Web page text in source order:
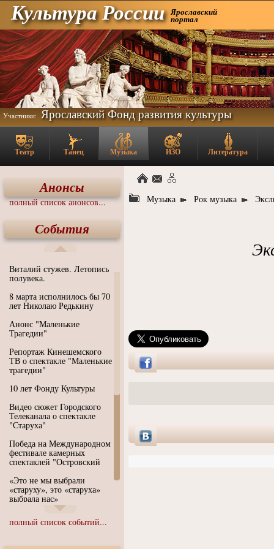
Культура России Ярославский
портал
Участники: Ярославский Фонд развития культуры
Театр Танец Музыка ИЗО Литература
Анонсы
полный список анонсов...
События
Виталий стужев. Летопись
полувека.
8 марта исполнилось бы 70
лет Николаю Редькину
Анонс "Маленькие
Трагедии"
Репортаж Кинешемского
ТВ о спектакле "Маленькие
трагедии"
10 лет Фонду Культуры
Видео сюжет Городского
Телеканала о спектакле
"Старуха"
Победа на Международном
фестивале камерных
спектаклей "Островский
«Это не мы выбрали
«старуху», это «старуха»
выбрала нас»
Иммерсивный спектакль
"Язык чистого полета
полный список событий...
Музыка Рок музыка